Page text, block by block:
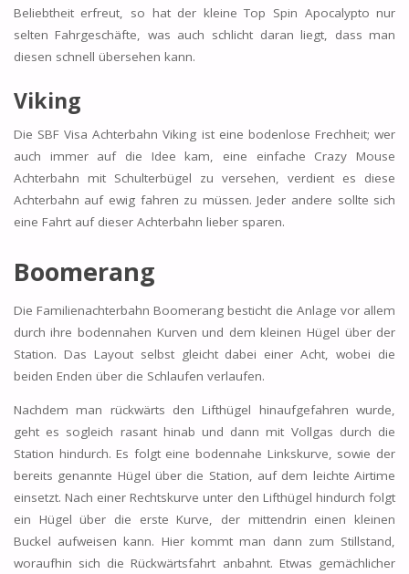
Beliebtheit erfreut, so hat der kleine Top Spin Apocalypto nur
selten Fahrgeschäfte, was auch schlicht daran liegt, dass man
diesen schnell übersehen kann.
Viking
Die SBF Visa Achterbahn Viking ist eine bodenlose Frechheit; wer
auch immer auf die Idee kam, eine einfache Crazy Mouse
Achterbahn mit Schulterbügel zu versehen, verdient es diese
Achterbahn auf ewig fahren zu müssen. Jeder andere sollte sich
eine Fahrt auf dieser Achterbahn lieber sparen.
Boomerang
Die Familienachterbahn Boomerang besticht die Anlage vor allem
durch ihre bodennahen Kurven und dem kleinen Hügel über der
Station. Das Layout selbst gleicht dabei einer Acht, wobei die
beiden Enden über die Schlaufen verlaufen.
Nachdem man rückwärts den Lifthügel hinaufgefahren wurde,
geht es sogleich rasant hinab und dann mit Vollgas durch die
Station hindurch. Es folgt eine bodennahe Linkskurve, sowie der
bereits genannte Hügel über die Station, auf dem leichte Airtime
einsetzt. Nach einer Rechtskurve unter den Lifthügel hindurch folgt
ein Hügel über die erste Kurve, der mittendrin einen kleinen
Buckel aufweisen kann. Hier kommt man dann zum Stillstand,
woraufhin sich die Rückwärtsfahrt anbahnt. Etwas gemächlicher